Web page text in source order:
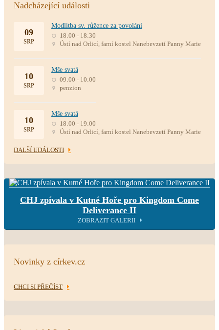
Nadcházející události
09
SRP
Modlitba sv. růžence za povolání
18:00 - 18:30
Ústí nad Orlicí, farní kostel Nanebevzetí Panny Marie
10
SRP
Mše svatá
09:00 - 10:00
penzion
10
SRP
Mše svatá
18:00 - 19:00
Ústí nad Orlicí, farní kostel Nanebevzetí Panny Marie
DALŠÍ UDÁLOSTI
CHJ zpívala v Kutné Hoře pro Kingdom Come
Deliverance II
ZOBRAZIT GALERII
Novinky z církev.cz
CHCI SI PŘEČÍST